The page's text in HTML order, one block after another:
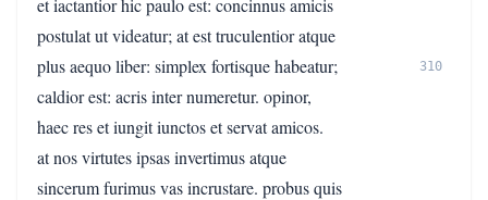
et iactantior hic paulo est: concinnus amicis
postulat ut videatur; at est truculentior atque
plus aequo liber: simplex fortisque habeatur;
310
caldior est: acris inter numeretur. opinor,
haec res et iungit iunctos et servat amicos.
at nos virtutes ipsas invertimus atque
sincerum furimus vas incrustare. probus quis